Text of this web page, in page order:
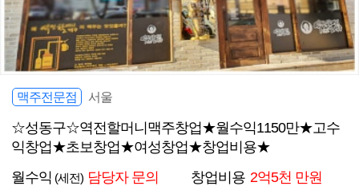
맥주전문점 서울
☆성동구☆역전할머니맥주창업★월수익1150만★고수
익창업★초보창업★여성창업★창업비용★
월수익 (세전) 담당자 문의 창업비용 2억5천 만원